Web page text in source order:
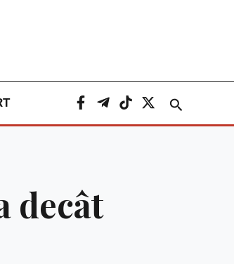
Caută
decât